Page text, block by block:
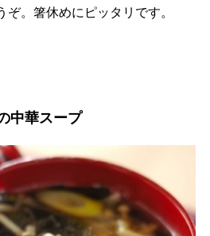
。箸休めにピッタリです。
中華スープ